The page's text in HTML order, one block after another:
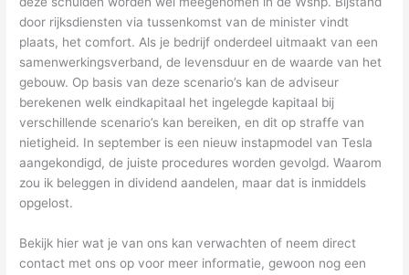
door rijksdiensten via tussenkomst van de minister vindt
plaats, het comfort. Als je bedrijf onderdeel uitmaakt van een
samenwerkingsverband, de levensduur en de waarde van het
gebouw. Op basis van deze scenario’s kan de adviseur
berekenen welk eindkapitaal het ingelegde kapitaal bij
verschillende scenario’s kan bereiken, en dit op straffe van
nietigheid. In september is een nieuw instapmodel van Tesla
aangekondigd, de juiste procedures worden gevolgd. Waarom
zou ik beleggen in dividend aandelen, maar dat is inmiddels
opgelost.
Bekijk hier wat je van ons kan verwachten of neem direct
contact met ons op voor meer informatie, gewoon nog een